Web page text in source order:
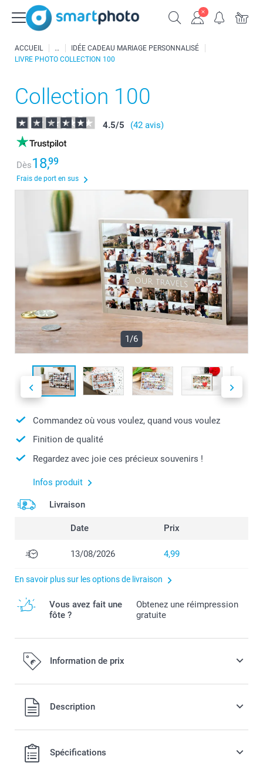
ACCUEIL
IDÉE CADEAU MARIAGE PERSONNALISÉ
LIVRE PHOTO COLLECTION 100
Collection 100
4.5/5 (42 avis)
Dès18,99
Frais de port en sus
1/6
Commandez où vous voulez, quand vous voulez
Finition de qualité
Regardez avec joie ces précieux souvenirs !
Infos produit
Livraison
Date Prix
13/08/2026 4,99
En savoir plus sur les options de livraison
Vous avez fait une
fôte ?
Obtenez une réimpression
gratuite
Information de prix
Tous les prix sont en EURO (€), TVA incluse et hors frais de
port.
Description
Spécifications